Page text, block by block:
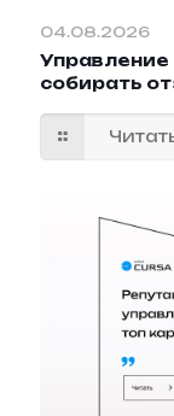
04.08.2026
Управление
собирать